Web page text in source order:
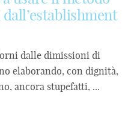
dalle dimissioni di
elaborando, con dignità,
ancora stupefatti, ...